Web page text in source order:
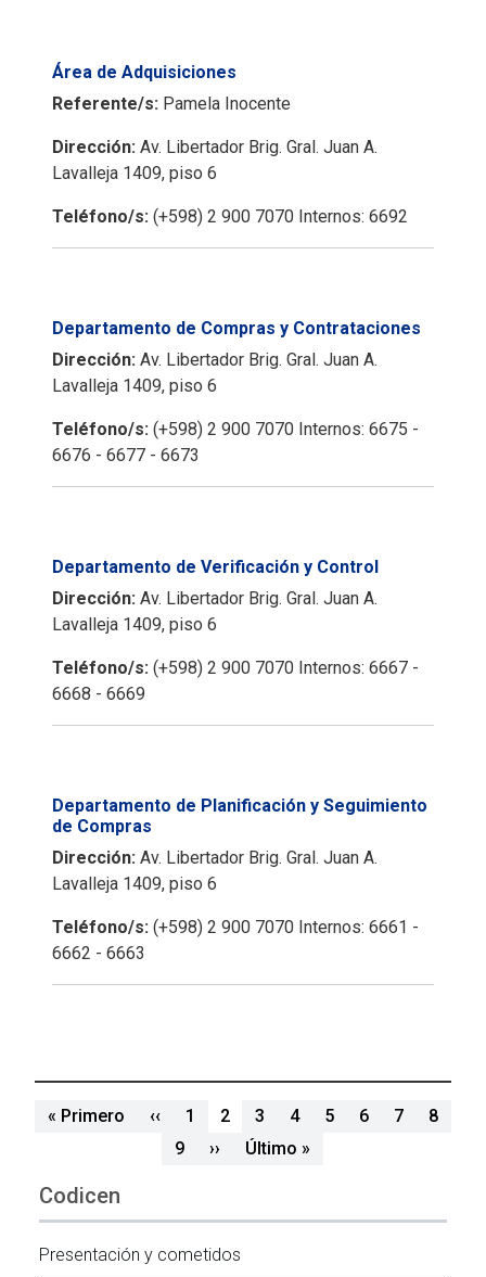
Área de Adquisiciones
Referente/s: Pamela Inocente
Dirección: Av. Libertador Brig. Gral. Juan A.
Lavalleja 1409, piso 6
Teléfono/s: (+598) 2 900 7070 Internos: 6692
Departamento de Compras y Contrataciones
Dirección: Av. Libertador Brig. Gral. Juan A.
Lavalleja 1409, piso 6
Teléfono/s: (+598) 2 900 7070 Internos: 6675 -
6676 - 6677 - 6673
Departamento de Verificación y Control
Dirección: Av. Libertador Brig. Gral. Juan A.
Lavalleja 1409, piso 6
Teléfono/s: (+598) 2 900 7070 Internos: 6667 -
6668 - 6669
Departamento de Planificación y Seguimiento
de Compras
Dirección: Av. Libertador Brig. Gral. Juan A.
Lavalleja 1409, piso 6
Teléfono/s: (+598) 2 900 7070 Internos: 6661 -
6662 - 6663
Paginación
« Primero Primera página
‹‹Página anterior
1 2 3 4 5 6 7
8
9
›› Siguiente página
Último »
Codicen
Presentación y cometidos